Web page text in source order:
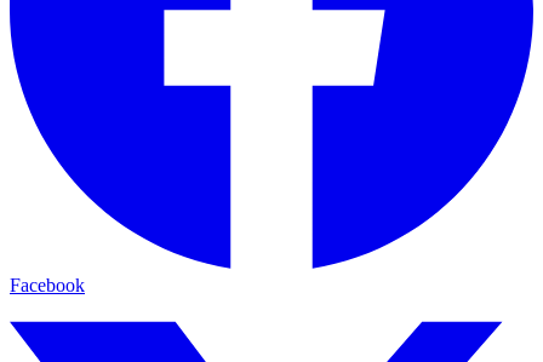
Facebook